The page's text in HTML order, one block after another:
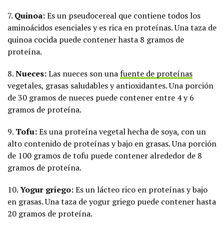
7. Quinoa:Es un pseudocereal que contiene todos los
aminoácidos esenciales y es rica en proteínas. Una taza de
quinoa cocida puede contener hasta 8 gramos de
proteína.
8.Nueces:Las nueces son unafuente de proteínas
vegetales, grasas saludables y antioxidantes. Una porción
de 30 gramos de nueces puede contener entre 4 y 6
gramos de proteína.
9. Tofu:Es una proteína vegetal hecha de soya, con un
alto contenido de proteínas y bajo en grasas. Una porción
de 100 gramos de tofu puede contener alrededor de 8
gramos de proteína.
10.Yogur griego:Es un lácteo rico en proteínas y bajo
en grasas. Una taza de yogur griego puede contener hasta
20 gramos de proteína.